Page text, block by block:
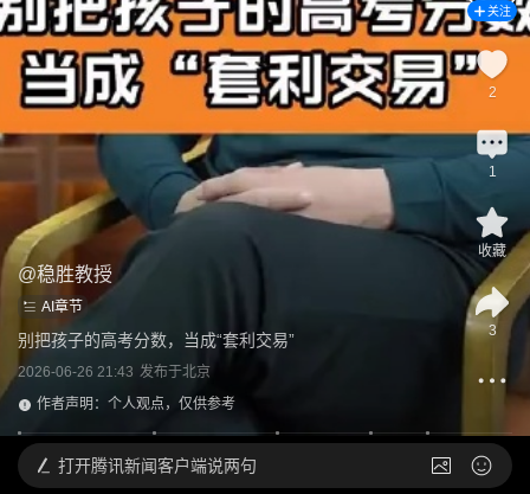
@稳胜教授
AI章节
别把孩子的高考分数，当成“套利交易”
2026-06-26 21:43 发布于北京
作者声明：个人观点，仅供参考
关注
2
1
收藏
3
打开腾讯新闻客户端说两句